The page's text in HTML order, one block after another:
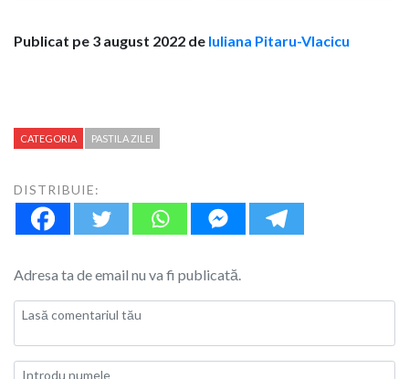
Publicat pe 3 august 2022 de Iuliana Pitaru-Vlacicu
CATEGORIA PASTILA ZILEI
DISTRIBUIE:
Adresa ta de email nu va fi publicată.